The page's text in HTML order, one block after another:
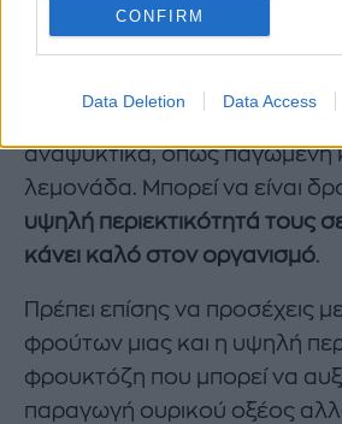
CONFIRM
Data Deletion Data Access
Το καλοκαίρι δεν είναι μόνο
αναψυκτικά, όπως παγωμένη
λεμονάδα. Μπορεί να είναι
υψηλή περιεκτικότητά τους
κάνει καλό στον οργανισμό.
Πρέπει επίσης να προσέχεις
φρούτων μιας και η υψηλή
φρουκτόζη που μπορεί να
παραγωγή ουρικού οξέος